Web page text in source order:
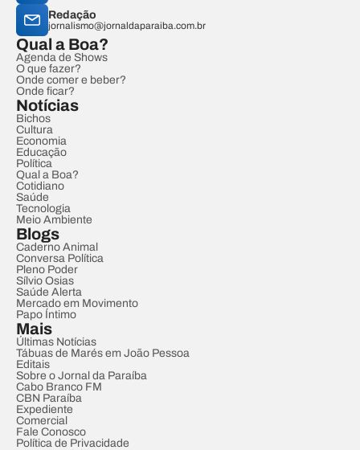
Redação
jornalismo@jornaldaparaiba.com.br
Qual a Boa?
Agenda de Shows
O que fazer?
Onde comer e beber?
Onde ficar?
Notícias
Bichos
Cultura
Economia
Educação
Política
Qual a Boa?
Cotidiano
Saúde
Tecnologia
Meio Ambiente
Blogs
Caderno Animal
Conversa Política
Pleno Poder
Sílvio Osias
Saúde Alerta
Mercado em Movimento
Papo Íntimo
Mais
Últimas Notícias
Tábuas de Marés em João Pessoa
Editais
Sobre o Jornal da Paraíba
Cabo Branco FM
CBN Paraíba
Expediente
Comercial
Fale Conosco
Política de Privacidade